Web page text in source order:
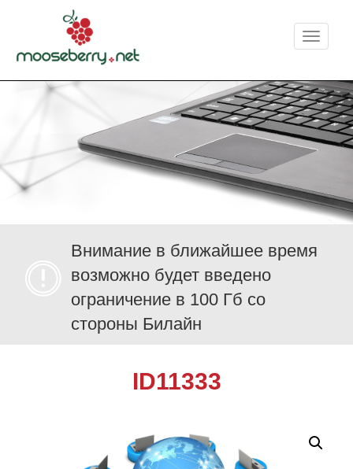
Меню
Внимание в ближайшее время
возможно будет введено
ограничение в 100 Гб со
стороны Билайн
ID11333